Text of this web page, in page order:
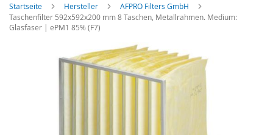
Startseite Hersteller
AFPRO Filters GmbH
Taschenfilter 592x592x200 mm 8 Taschen, Metallrahmen. Medium:
Glasfaser | ePM1 85% (F7)